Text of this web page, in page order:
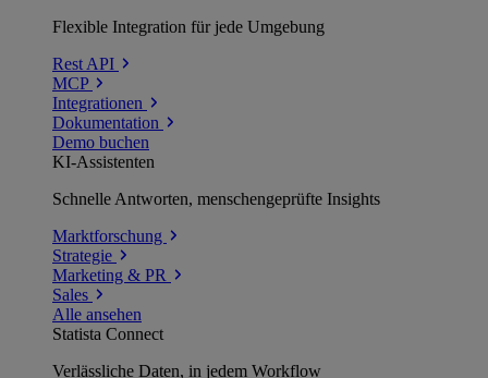
Flexible Integration für jede Umgebung
Rest API
MCP
Integrationen
Dokumentation
Demo buchen
KI-Assistenten
Schnelle Antworten, menschengeprüfte Insights
Marktforschung
Strategie
Marketing & PR
Sales
Alle ansehen
Statista Connect
Verlässliche Daten, in jedem Workflow